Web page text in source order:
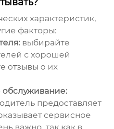
характеристик,
факторы:
выбирайте
с хорошей
отзывы о их
обслуживание:
предоставляет
сервисное